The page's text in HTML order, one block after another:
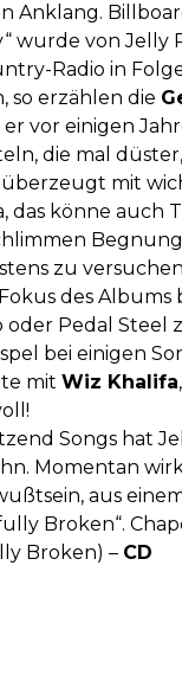
Anklang.
wurde von Jelly
Radio in
so erzählen die
er vor einigen
die mal
mit
das könne auch
zu
des Albums
oder Pedal Steel
bei einigen
mit Wiz Khalifa
Songs hat
Momentan
aus
Broken“.
Broken) – CD